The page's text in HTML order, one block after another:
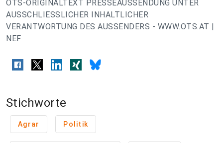
OTS-ORIGINALTEXT PRESSEAUSSENDUNG UNTER
AUSSCHLIESSLICHER INHALTLICHER
VERANTWORTUNG DES AUSSENDERS - WWW.OTS.AT |
NEF
Stichworte
Agrar Politik